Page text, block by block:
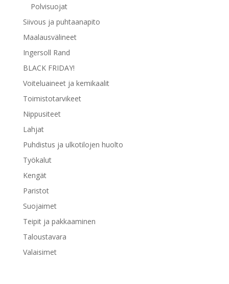
Polvisuojat
Siivous ja puhtaanapito
Maalausvälineet
Ingersoll Rand
BLACK FRIDAY!
Voiteluaineet ja kemikaalit
Toimistotarvikeet
Nippusiteet
Lahjat
Puhdistus ja ulkotilojen huolto
Työkalut
Kengät
Paristot
Suojaimet
Teipit ja pakkaaminen
Taloustavara
Valaisimet